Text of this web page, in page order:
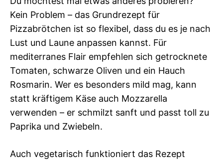
Kein Problem – das Grundrezept für
Pizzabrötchen ist so flexibel, dass du es je nach
Lust und Laune anpassen kannst. Für
mediterranes Flair empfehlen sich getrocknete
Tomaten, schwarze Oliven und ein Hauch
Rosmarin. Wer es besonders mild mag, kann
statt kräftigem Käse auch Mozzarella
verwenden – er schmilzt sanft und passt toll zu
Paprika und Zwiebeln.
Auch vegetarisch funktioniert das Rezept